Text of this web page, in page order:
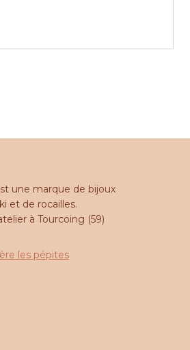
une marque de bijoux
et de rocailles.
à Tourcoing (59)
les pépites